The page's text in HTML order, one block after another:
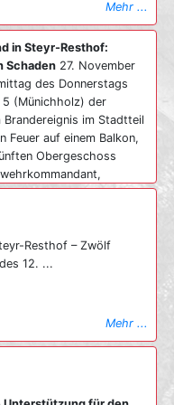
Mehr ...
in Steyr-Resthof:
Schaden 27. November
des Donnerstags
(Münichholz) der
Brandereignis im Stadtteil
Feuer auf einem Balkon,
Obergeschoss
die Ausgangslage
den gesamten
darüberliegenden
Dies ermöglichte
Resthof – Zwölf
12. ...
Mehr ...